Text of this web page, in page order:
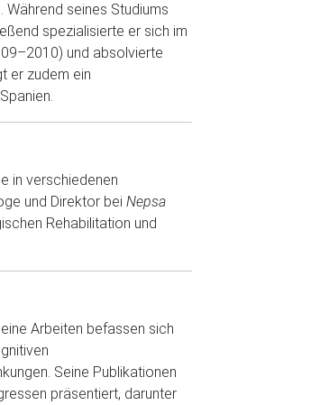
seines Studiums
spezialisierte er sich im
und absolvierte
er zudem ein
in verschiedenen
und Direktor bei Nepsa
Rehabilitation und
Arbeiten befassen sich
Seine Publikationen
präsentiert, darunter